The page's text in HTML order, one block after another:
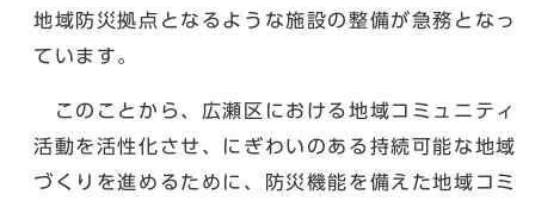
地域防災拠点となるような施設の整備が急務となっ
ています。
このことから、広瀬区における地域コミュニティ
活動を活性化させ、にぎわいのある持続可能な地域
づくりを進めるために、防災機能を備えた地域コミ